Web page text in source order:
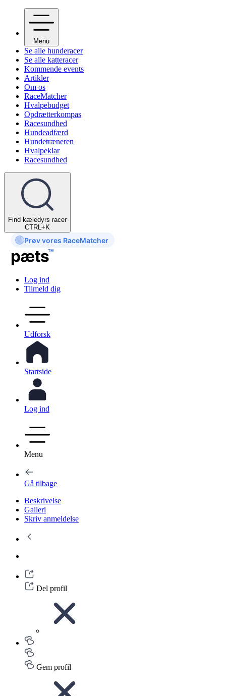
Menu
Se alle hunderacer
Se alle katteracer
Kommende events
Artikler
Om os
RaceMatcher
Hvalpebudget
Opdrætterkompas
Racesundhed
Hundeadfærd
Hundetræneren
Hvalpeklar
Racesundhed
Find kæledyrs racer
CTRL+K
Prøv vores RaceMatcher
Log ind
Tilmeld dig
Udforsk
Startside
Log ind
Menu
Gå tilbage
Beskrivelse
Galleri
Skriv anmeldelse
Del profil
Gem profil